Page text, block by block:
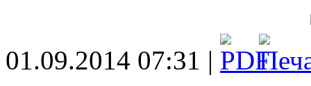
01.09.2014 07:31 |